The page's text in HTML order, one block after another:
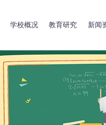
学校概况 教育研究 新闻